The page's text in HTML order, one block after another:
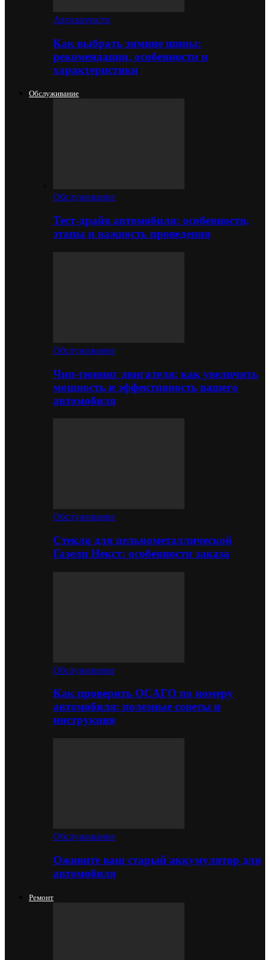
Автозапчасти
Как выбрать зимние шины:
рекомендации, особенности и
характеристики
Обслуживание
Обслуживание
Тест-драйв автомобиля: особенности,
этапы и важность проведения
Обслуживание
Чип-тюнинг двигателя: как увеличить
мощность и эффективность вашего
автомобиля
Обслуживание
Стекло для цельнометаллической
Газели Некст: особенности заказа
Обслуживание
Как проверить ОСАГО по номеру
автомобиля: полезные советы и
инструкция
Обслуживание
Оживите ваш старый аккумулятор для
автомобиля
Ремонт